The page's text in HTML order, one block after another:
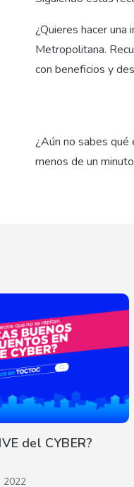
¿Quieres hacer una
Metropolitana.
con beneficios y
¿Aún no sabes qué
menos de un
del CYBER?
2022